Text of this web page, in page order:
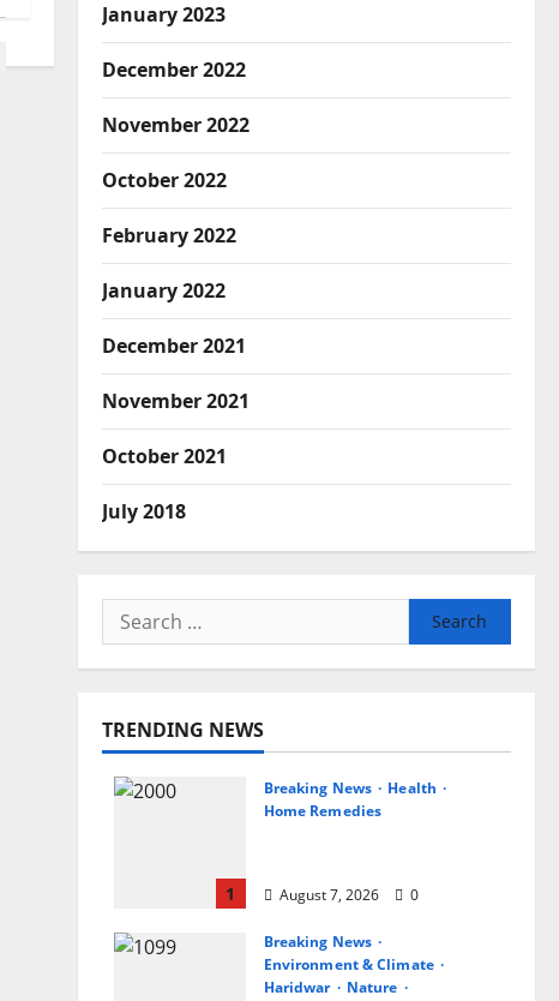
January 2023
December 2022
November 2022
October 2022
February 2022
January 2022
December 2021
November 2021
October 2021
July 2018
Search
for:
TRENDING NEWS
1
Breaking News
Health
Home Remedies
August 7, 2026 0
Breaking News
Environment & Climate
Haridwar
Nature